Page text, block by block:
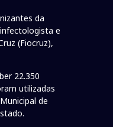
da
e
(Fiocruz),
22.350
utilizadas
de